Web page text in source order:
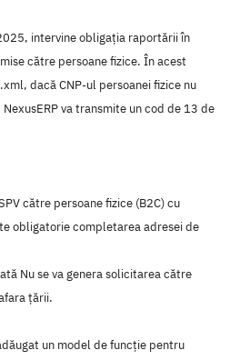
intervine obligația raportării în
către persoane fizice. În acest
dacă CNP-ul persoanei fizice nu
va transmite un cod de 13 de
către persoane fizice (B2C) cu
obligatorie completarea adresei de
Nu se va genera solicitarea către
țării.
un model de funcție pentru